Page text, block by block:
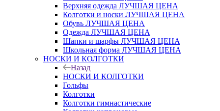
Верхняя одежда ЛУЧШАЯ ЦЕНА
Колготки и носки ЛУЧШАЯ ЦЕНА
Обувь ЛУЧШАЯ ЦЕНА
Одежда ЛУЧШАЯ ЦЕНА
Шапки и шарфы ЛУЧШАЯ ЦЕНА
Школьная форма ЛУЧШАЯ ЦЕНА
НОСКИ И КОЛГОТКИ
Назад
НОСКИ И КОЛГОТКИ
Гольфы
Колготки
Колготки гимнастические